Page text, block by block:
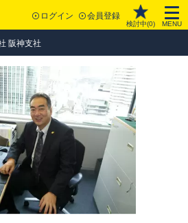
ログイン 会員登録
検討中(0) MENU
阪神支社